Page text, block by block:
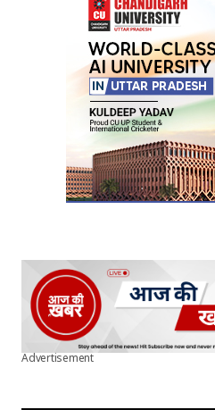
Your E-mail*
Submit Comment
Advertisement